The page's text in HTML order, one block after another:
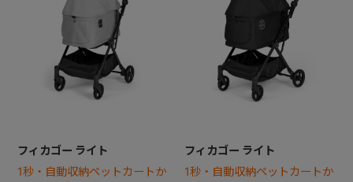
フィカゴー ライト
1秒・自動収納ペットカートか
フィカゴー ライト
1秒・自動収納ペットカートか